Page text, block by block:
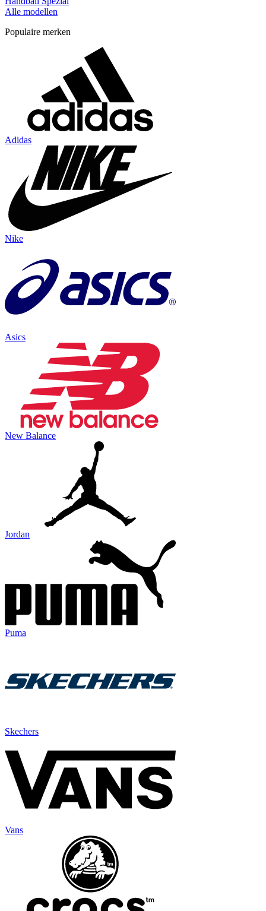
Alle modellen
Populaire merken
Adidas
Nike
Asics
New Balance
Jordan
Puma
Skechers
Vans